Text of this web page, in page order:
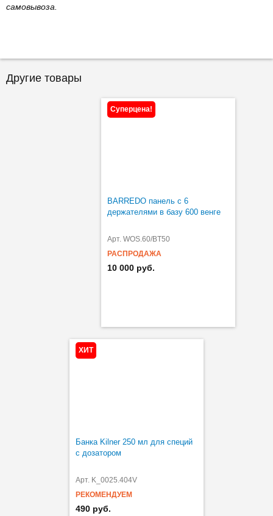
самовывоза.
Другие товары
Суперцена!
BARREDO панель c 6
держателями в базу 600 венге
Арт. WOS.60/BT50
РАСПРОДАЖА
10 000 руб.
ХИТ
Банка Kilner 250 мл для специй
с дозатором
Арт. K_0025.404V
РЕКОМЕНДУЕМ
490 руб.